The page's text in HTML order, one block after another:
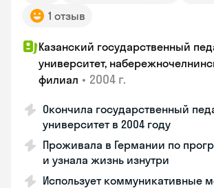
1 отзыв
Казанский государственный
университет,
филиал • 2004 г.
Окончила государственный
университет в 2004 году
Проживала в Германии по
и узнала жизнь изнутри
Использует коммуникативные